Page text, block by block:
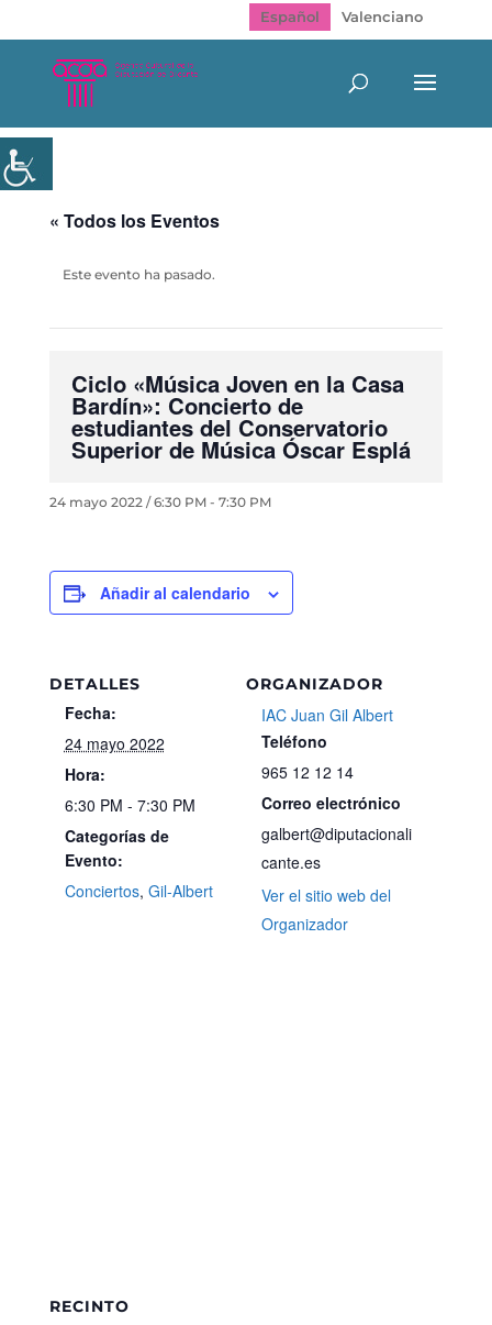
Español Valenciano
« Todos los Eventos
Este evento ha pasado.
Ciclo «Música Joven en la Casa
Bardín»: Concierto de
estudiantes del Conservatorio
Superior de Música Óscar Esplá
24 mayo 2022 / 6:30 PM- 7:30 PM
Añadir al calendario
DETALLES
Fecha:
24 mayo 2022
Hora:
6:30 PM - 7:30 PM
Categorías de
Evento:
Conciertos, Gil-Albert
ORGANIZADOR
IAC Juan Gil Albert
Teléfono
965 12 12 14
Correo electrónico
galbert@diputacionali
cante.es
Ver el sitio web del
Organizador
RECINTO